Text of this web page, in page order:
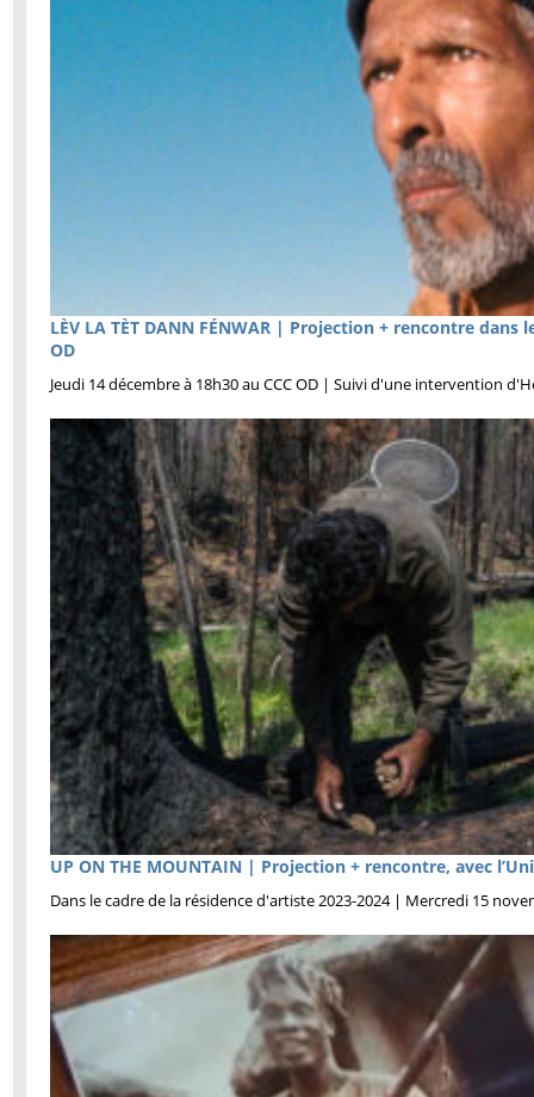
LÈV LA TÈT DANN FÉNWAR | Projection + rencontre dans
OD
Jeudi 14 décembre à 18h30 au CCC OD | Suivi d'une intervention
UP ON THE MOUNTAIN | Projection + rencontre, avec
Dans le cadre de la résidence d'artiste 2023-2024 | Mercredi 15